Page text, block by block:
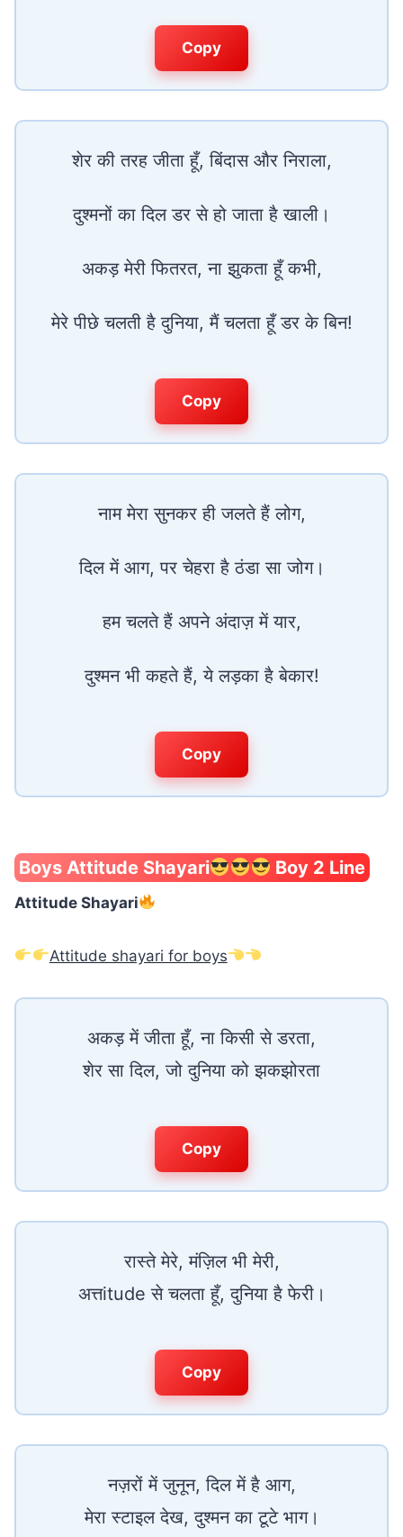
Copy
शेर की तरह जीता हूँ, बिंदास और निराला,
दुश्मनों का दिल डर से हो जाता है खाली।
अकड़ मेरी फितरत, ना झुकता हूँ कभी,
मेरे पीछे चलती है दुनिया, मैं चलता हूँ डर के बिन!
Copy
नाम मेरा सुनकर ही जलते हैं लोग,
दिल में आग, पर चेहरा है ठंडा सा जोग।
हम चलते हैं अपने अंदाज़ में यार,
दुश्मन भी कहते हैं, ये लड़का है बेकार!
Copy
Boys Attitude Shayari Boy 2 Line
Attitude Shayari
Attitude shayari for boys
अकड़ में जीता हूँ, ना किसी से डरता,
शेर सा दिल, जो दुनिया को झकझोरता
Copy
रास्ते मेरे, मंज़िल भी मेरी,
अत्तitude से चलता हूँ, दुनिया है फेरी।
Copy
नज़रों में जुनून, दिल में है आग,
मेरा स्टाइल देख, दुश्मन का टूटे भाग।